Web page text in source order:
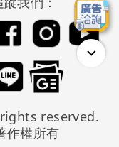
reserved.
作權所有